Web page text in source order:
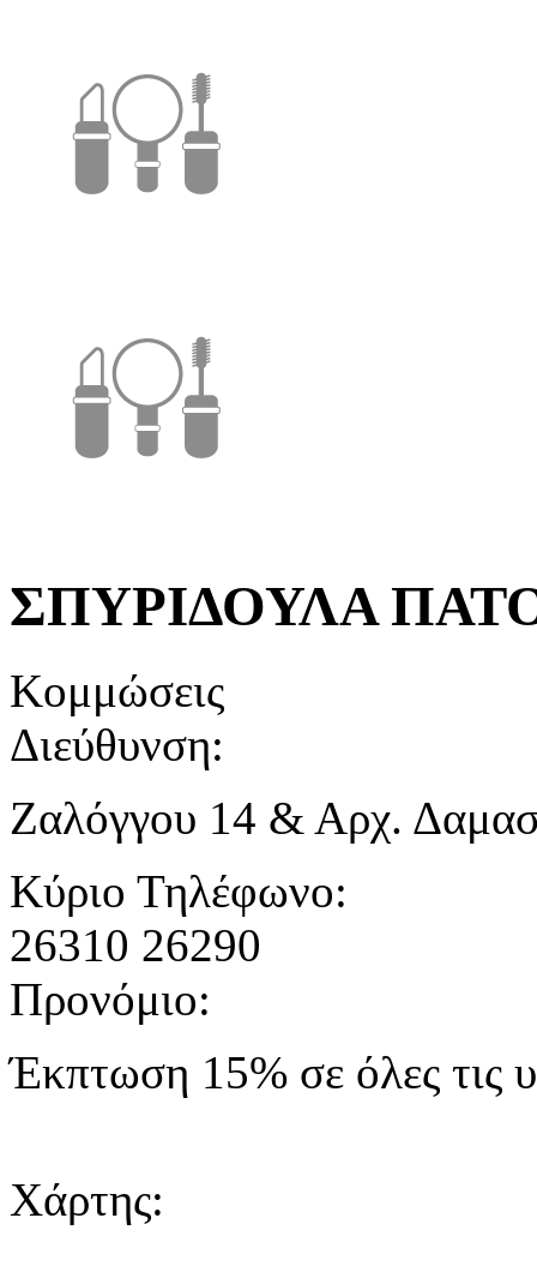
ΣΠΥΡΙΔΟΥΛΑ
Κομμώσεις
Διεύθυνση:
Ζαλόγγου 14 & Αρχ.
Κύριο Τηλέφωνο:
26310 26290
Προνόμιο:
Έκπτωση 15% σε όλες τις
Χάρτης: